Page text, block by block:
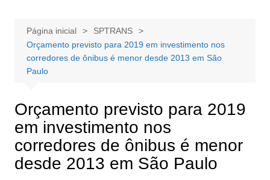
Página inicial
SPTRANS
Orçamento previsto para 2019 em investimento nos
corredores de ônibus é menor desde 2013 em São
Paulo
Orçamento previsto para 2019
em investimento nos
corredores de ônibus é menor
desde 2013 em São Paulo